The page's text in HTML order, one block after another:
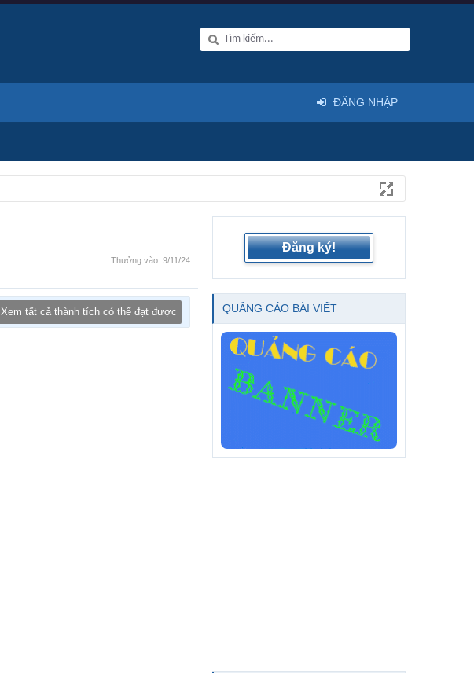
Thưởng vào: 9/11/24
Xem tất cả thành tích có thể đạt được
Đăng ký!
QUẢNG CÁO BÀI VIẾT
ĐĂNG NHẬP